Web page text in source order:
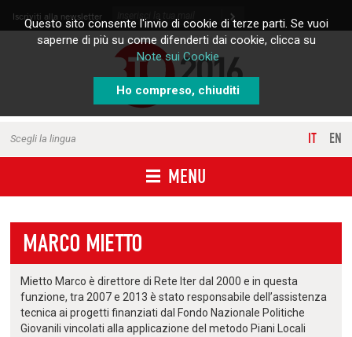
Skip to content
Iscriviti alla newsletter
MENU
Scegli la lingua IT EN
MARCO MIETTO
Mietto Marco è direttore di Rete Iter dal 2000 e in questa
funzione, tra 2007 e 2013 è stato responsabile dell’assistenza
tecnica ai progetti finanziati dal Fondo Nazionale Politiche
Giovanili vincolati alla applicazione del metodo Piani Locali
Questo sito consente l'invio di cookie di terze parti. Se vuoi
saperne di più su come difenderti dai cookie, clicca su
Note sui Cookie
Ho compreso, chiuditi